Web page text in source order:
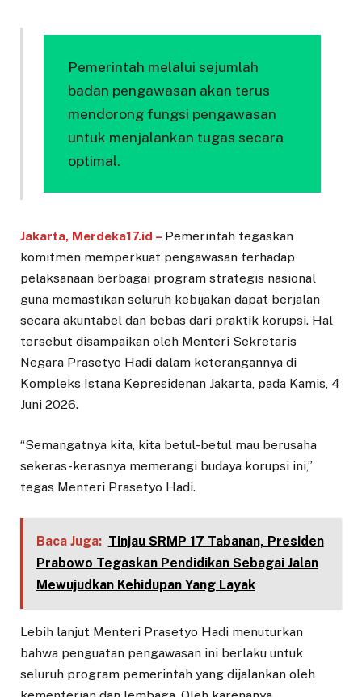
Pemerintah melalui sejumlah
badan pengawasan akan terus
mendorong fungsi pengawasan
untuk menjalankan tugas secara
optimal.
Jakarta, Merdeka17.id – Pemerintah tegaskan
komitmen memperkuat pengawasan terhadap
pelaksanaan berbagai program strategis nasional
guna memastikan seluruh kebijakan dapat berjalan
secara akuntabel dan bebas dari praktik korupsi. Hal
tersebut disampaikan oleh Menteri Sekretaris
Negara Prasetyo Hadi dalam keterangannya di
Kompleks Istana Kepresidenan Jakarta, pada Kamis, 4
Juni 2026.
“Semangatnya kita, kita betul-betul mau berusaha
sekeras-kerasnya memerangi budaya korupsi ini,”
tegas Menteri Prasetyo Hadi.
Baca Juga: Tinjau SRMP 17 Tabanan, Presiden
Prabowo Tegaskan Pendidikan Sebagai Jalan
Mewujudkan Kehidupan Yang Layak
Lebih lanjut Menteri Prasetyo Hadi menuturkan
bahwa penguatan pengawasan ini berlaku untuk
seluruh program pemerintah yang dijalankan oleh